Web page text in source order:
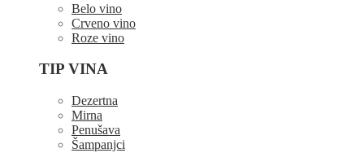
Belo vino
Crveno vino
Roze vino
TIP VINA
Dezertna
Mirna
Penušava
Šampanjci